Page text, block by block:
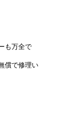
も万全で
償で修理い